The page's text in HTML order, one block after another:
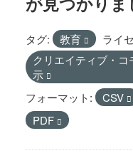
タグ: 教育
ライ
クリエイティブ・コ
示
フォーマット:
CSV
PDF